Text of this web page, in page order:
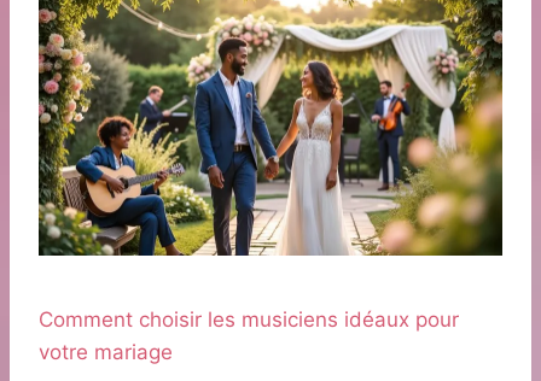
Comment choisir les musiciens idéaux pour
votre mariage